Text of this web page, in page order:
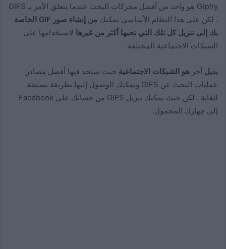
Giphy هو واحد من أفضل محركات البحث عندما يتعلق الأمر بـ GIFS
. لكن على هذا النظام الأساسي يمكنك
من إنشاء صور GIF الخاصة
بك إلى تنزيل كل تلك التي تحبها أكثر من غيرها لاستخدامها على
الشبكات الاجتماعية المختلفة.
بديل آخر هو الشبكات الاجتماعية حيث ستجد فيها أفضل مصادر
عمليات البحث عن GIFS ويمكنك الوصول إليها بطريقة بسيطة
للغاية . لكن حيث يمكنك تنزيل GIFS من حسابك على Facebook
إلى جهازك المحمول.